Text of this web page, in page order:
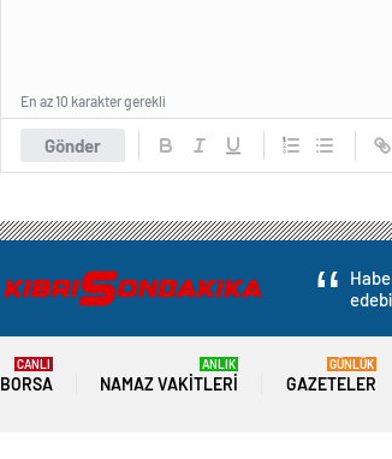
Gönder
En az 10 karakter gerekli
BORSA
CANLI
NAMAZ VAKITLERI
ANLIK
GAZETELER
GÜNLÜK